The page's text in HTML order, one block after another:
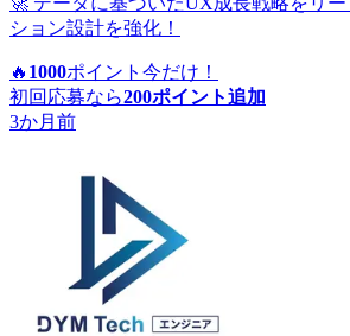
ション設計を強化！
🔥 1000ポイント 今だけ！
初回応募なら200ポイント追加
3か月前